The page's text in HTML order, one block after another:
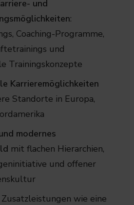
und
:
Coaching-Programme,
und
Trainingskonzepte
Karrieremöglichkeiten
Standorte in Europa,
modernes
mit flachen Hierarchien,
und offener
wie eine